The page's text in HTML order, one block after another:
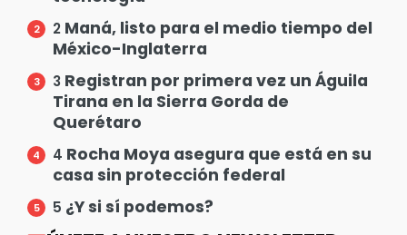
2 Maná, listo para el medio tiempo del
México-Inglaterra
3 Registran por primera vez un Águila
Tirana en la Sierra Gorda de
Querétaro
4 Rocha Moya asegura que está en su
casa sin protección federal
5 ¿Y si sí podemos?